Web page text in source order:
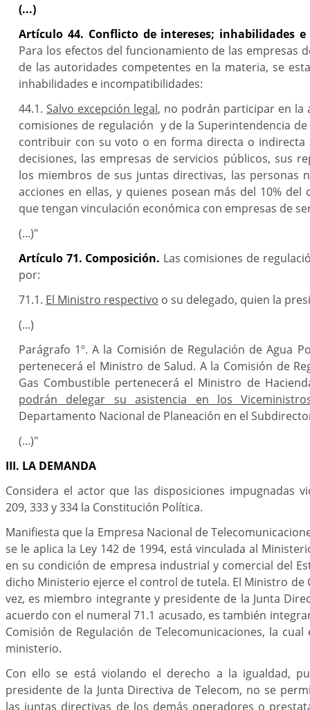
(...)
Artículo 44. Conflicto de intereses; inhabilidades
Para los efectos del funcionamiento de las empresas
de las autoridades competentes en la materia, se
inhabilidades e incompatibilidades:
44.1. Salvo excepción legal, no podrán participar en la
comisiones de regulación y de la Superintendencia
contribuir con su voto o en forma directa o indirecta
decisiones, las empresas de servicios públicos, sus
los miembros de sus juntas directivas, las personas
acciones en ellas, y quienes posean más del 10% del
que tengan vinculación económica con empresas de
(...)"
Artículo 71. Composición. Las comisiones de
por:
71.1. El Ministro respectivo o su delegado, quien la
(...)
Parágrafo 1º. A la Comisión de Regulación de Agua
pertenecerá el Ministro de Salud. A la Comisión de
Gas Combustible pertenecerá el Ministro de
podrán delegar su asistencia en los
Departamento Nacional de Planeación en el
(...)"
III. LA DEMANDA
Considera el actor que las disposiciones impugnadas
209, 333 y 334 la Constitución Política.
Manifiesta que la Empresa Nacional de
se le aplica la Ley 142 de 1994, está vinculada al
en su condición de empresa industrial y comercial del
dicho Ministerio ejerce el control de tutela. El Ministro de
vez, es miembro integrante y presidente de la Junta
acuerdo con el numeral 71.1 acusado, es también
Comisión de Regulación de Telecomunicaciones, la
ministerio.
Con ello se está violando el derecho a la igualdad,
presidente de la Junta Directiva de Telecom, no se
las juntas directivas de los demás operadores o